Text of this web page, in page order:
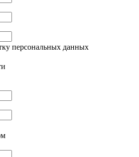
персональных данных